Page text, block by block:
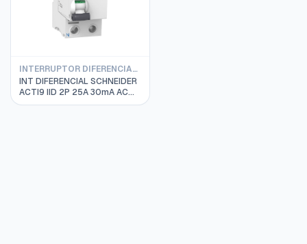
INTERRUPTOR DIFERENCIAL SCHNEIDER
INT DIFERENCIAL SCHNEIDER
ACTI9 IID 2P 25A 30mA AC
TIPO RESIDUAL A9R51225